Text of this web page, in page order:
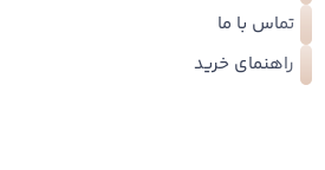
تماس با ما
راهنمای خرید